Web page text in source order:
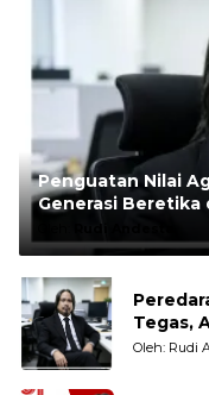
Penguatan Nilai
Generasi Beretika
Rudi Andesta
Tegas,
Tanpa
Oleh: Rudi